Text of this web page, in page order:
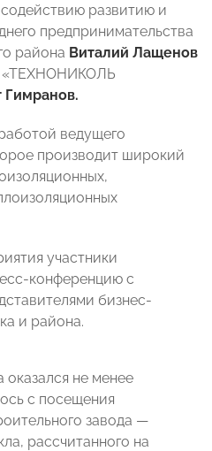
развитию и
предпринимательства
района Виталий Лащенов
«ТЕХНОНИКОЛЬ
Гимранов.
ведущего
производит широкий
участники
конференцию с
бизнес-
и района.
оказался не менее
с посещения
завода —
рассчитанного на